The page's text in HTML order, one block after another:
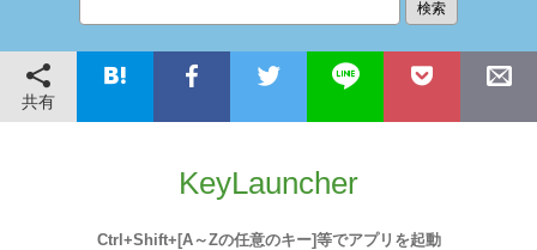
共有
KeyLauncher
Ctrl+Shift+[A～Zの任意のキー]等でアプリを起動